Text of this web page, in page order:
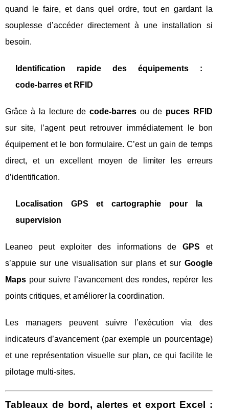
quand le faire, et dans quel ordre, tout en gardant la
souplesse d’accéder directement à une installation si
besoin.
Identification rapide des équipements :
code‑barres et RFID
Grâce à la lecture decode‑barres ou de puces RFID
sur site, l’agent peut retrouver immédiatement le bon
équipement et le bon formulaire. C’est un gain de temps
direct, et un excellent moyen de limiter les erreurs
d’identification.
Localisation GPS et cartographie pour la
supervision
Leaneo peut exploiter des informations de GPS et
s’appuie sur une visualisation sur plans et sur Google
Maps pour suivre l’avancement des rondes, repérer les
points critiques, et améliorer la coordination.
Les managers peuvent suivre l’exécution via des
indicateurs d’avancement (par exemple un pourcentage)
et une représentation visuelle sur plan, ce qui facilite le
pilotage multi‑sites.
Tableaux de bord, alertes et export Excel :